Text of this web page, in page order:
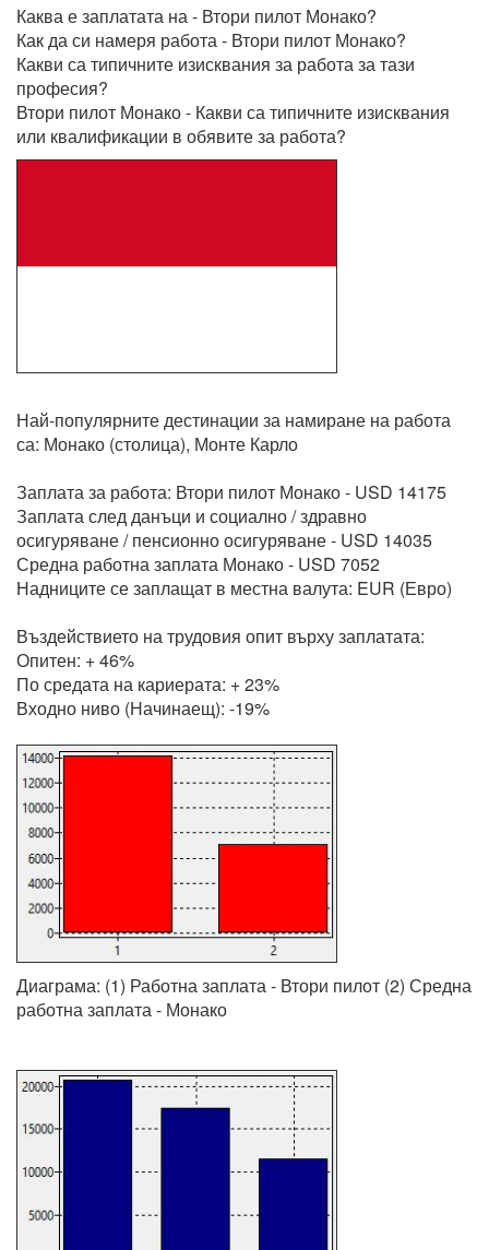
Каква е заплатата на - Втори пилот Монако?
Как да си намеря работа - Втори пилот Монако?
Какви са типичните изисквания за работа за тази
професия?
Втори пилот Монако - Какви са типичните изисквания
или квалификации в обявите за работа?
Най-популярните дестинации за намиране на работа
са: Монако (столица), Монте Карло
Заплата за работа: Втори пилот Монако - USD 14175
Заплата след данъци и социално / здравно
осигуряване / пенсионно осигуряване - USD 14035
Средна работна заплата Монако - USD 7052
Надниците се заплащат в местна валута: EUR (Евро)
Въздействието на трудовия опит върху заплатата:
Опитен: + 46%
По средата на кариерата: + 23%
Входно ниво (Начинаещ): -19%
Диаграма: (1) Работна заплата - Втори пилот (2) Средна
работна заплата - Монако